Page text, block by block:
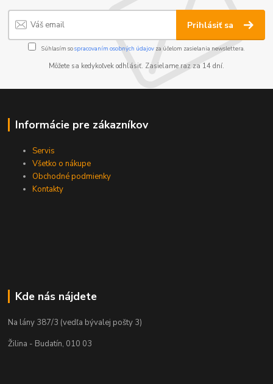
Prihlásiť sa
Súhlasím sospracovaním osobných údajov za účelom zasielania newslettera.
Môžete sa kedykoľvek odhlásiť. Zasielame raz za 14 dní.
Informácie pre zákazníkov
Servis
Všetko o nákupe
Obchodné podmienky
Kontakty
Kde nás nájdete
Na lány 387/3 (vedľa bývalej pošty 3)
Žilina - Budatín, 010 03